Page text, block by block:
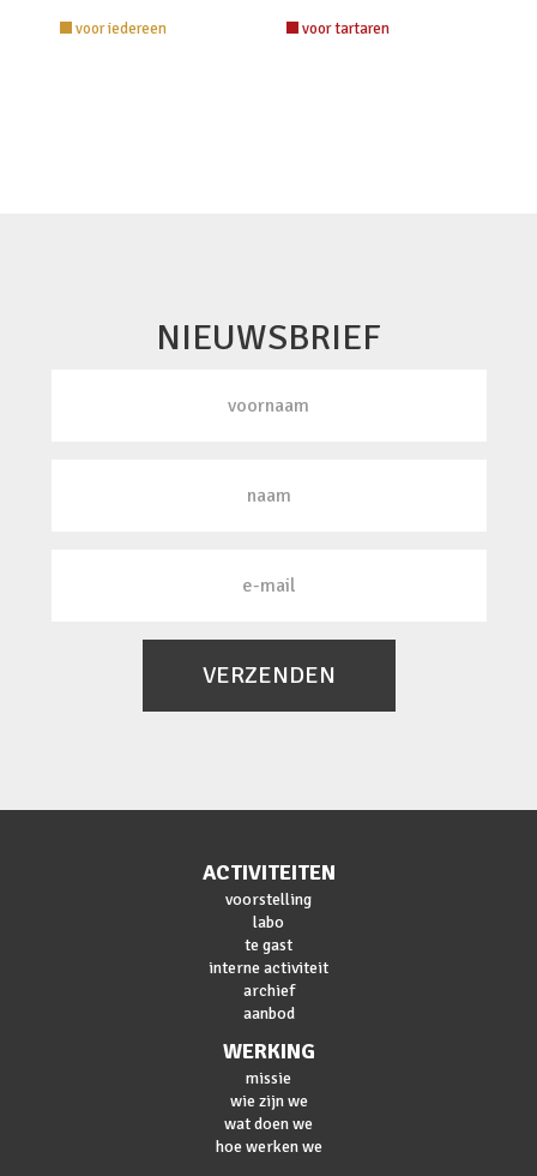
voor iedereen voor tartaren
NIEUWSBRIEF
VERZENDEN
ACTIVITEITEN
voorstelling
labo
te gast
interne activiteit
archief
aanbod
WERKING
missie
wie zijn we
wat doen we
hoe werken we